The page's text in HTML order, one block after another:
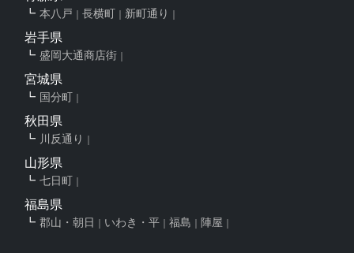
本八戸 長横町 新町通り
岩手県
盛岡大通商店街
宮城県
国分町
秋田県
川反通り
山形県
七日町
福島県
郡山・朝日 いわき・平 福島 陣屋